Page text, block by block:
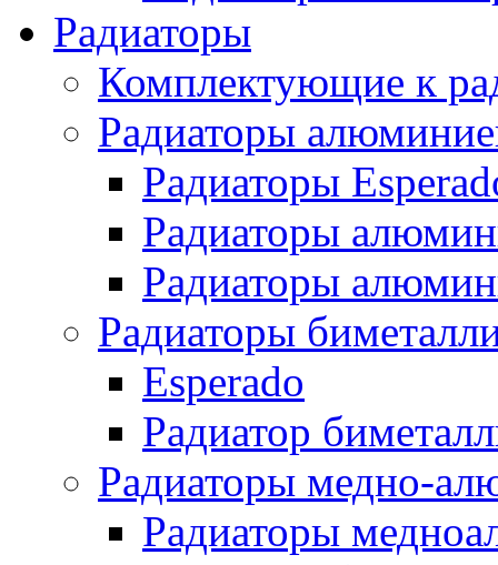
Радиаторы
Комплектующие к
Радиаторы
Радиаторы
Радиаторы
Радиаторы
Радиаторы
Esperado
Радиатор
Радиаторы медно-
Радиаторы